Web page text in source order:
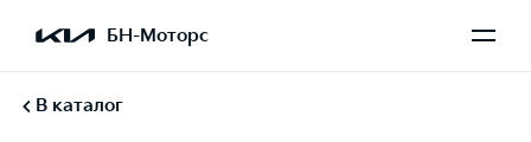
БН-Моторс
В каталог